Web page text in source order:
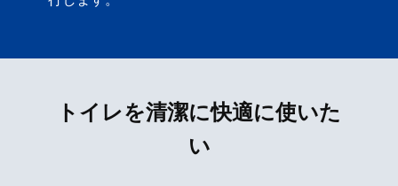
トイレを清潔に快適に使いた
い